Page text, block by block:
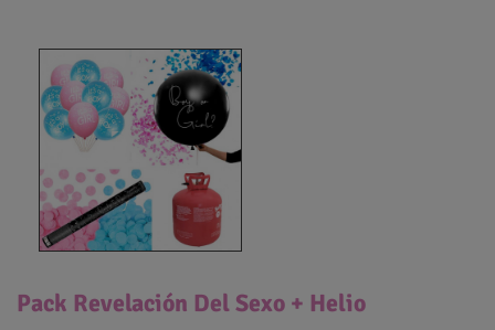
Pack Revelación Del Sexo + Helio